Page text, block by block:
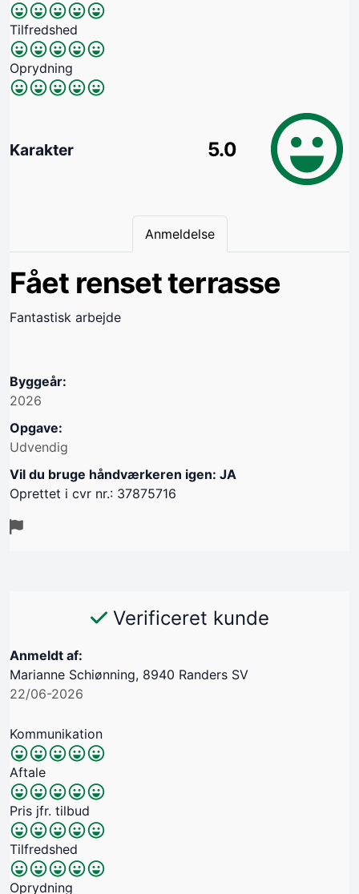
Tilfredshed
Oprydning
Karakter 5.0
Anmeldelse
Fået renset terrasse
Fantastisk arbejde
Byggeår:
2026
Opgave:
Udvendig
Vil du bruge håndværkeren igen: JA
Oprettet i cvr nr.: 37875716
Verificeret kunde
Anmeldt af:
Marianne Schiønning, 8940 Randers SV
22/06-2026
Kommunikation
Aftale
Pris jfr. tilbud
Tilfredshed
Oprydning